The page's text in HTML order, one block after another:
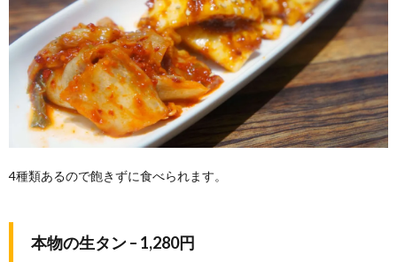
4種類あるので飽きずに食べられます。
本物の生タン – 1,280円